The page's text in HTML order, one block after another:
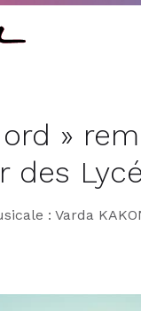
»
des
: Varda